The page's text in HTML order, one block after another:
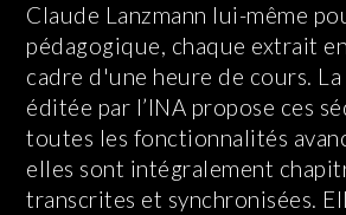
Claude Lanzmann lui-même
pédagogique, chaque extrait
cadre d'une heure de cours.
éditée par l’INA propose ces
toutes les fonctionnalités
elles sont intégralement
transcrites et synchronisées.